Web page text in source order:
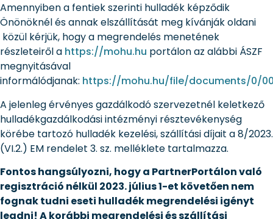
Amennyiben a fentiek szerinti hulladék képződik
Önönöknél és annak elszállítását meg kívánják oldani
közül kérjük, hogy a megrendelés menetének
részleteiről a https://mohu.hu portálon az alábbi ÁSZF
megnyitásával
informálódjanak: https://mohu.hu/file/documents/0/
A jelenleg érvényes gazdálkodó szervezetnél keletkező
hulladékgazdálkodási intézményi résztevékenység
körébe tartozó hulladék kezelési, szállítási díjait a 8/2023.
(VI.2.) EM rendelet 3. sz. melléklete tartalmazza.
Fontos hangsúlyozni, hogy a PartnerPortálon való
regisztráció nélkül 2023. július 1-et követően nem
fognak tudni eseti hulladék megrendelési igényt
leadni! A korábbi megrendelési és szállítási